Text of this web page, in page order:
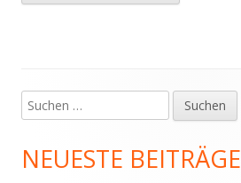
Haupt-
Seitenleiste
Suchen
nach:
NEUESTE BEITRÄGE